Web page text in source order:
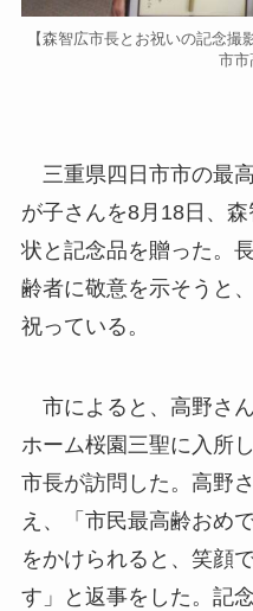
【森智広市長とお祝いの記念
市市
三重県四日市市の最
が子さんを8月18日、
状と記念品を贈った。
齢者に敬意を示そうと
祝っている。
市によると、高野さ
ホーム桜園三聖に入所
市長が訪問した。高野
え、「市民最高齢おめ
をかけられると、笑顔
す」と返事をした。記